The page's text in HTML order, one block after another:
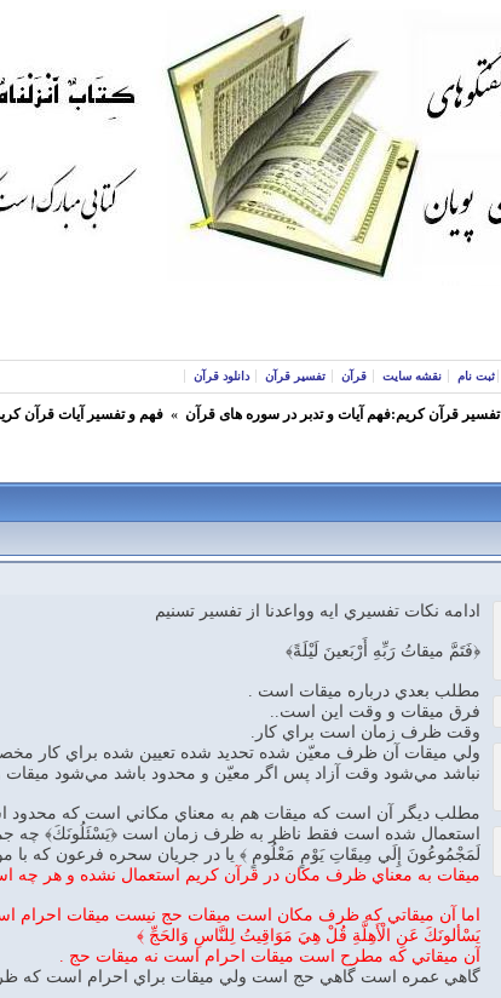
ثبت نام نقشه سایت قرآن تفسیر قرآن دانلود قرآن
تفسير قرآن كريم:فهم آيات و تدبر در سوره های قرآن » فهم و تفسير آيات قرآن
ادامه نكات تفسيري ايه وواعدنا از تفسير تسنيم
﴿فَتَمَّ ميقاتُ رَبِّهِ أَرْبَعينَ لَيْلَةً﴾
مطلب بعدي درباره ميقات است .
فرق ميقات و وقت اين است..
وقت ظرف زمان است براي كار.
ولي ميقات آن ظرف معيّن شده تحديد شده تعيين شده براي كار
نباشد مي‌شود وقت آزاد پس اگر معيّن و محدود باشد مي‌شود ميقات
مطلب ديگر آن است كه ميقات هم به معناي مكاني است كه محدود
استعمال شده است فقط ناظر به ظرف زمان است ﴿يَسْئَلُونَكَ﴾ چه
لَمَجْمُوعُونَ إِلَي مِيقَاتِ يَوْمٍ مَعْلُومٍ ﴾ يا در جريان سحره فرعون كه با
ميقات به معناي ظرف مكان در قرآن كريم استعمال نشده و هر
اما آن ميقاتي كه ظرف مكان است ميقات حج نيست ميقات احرام
يَسْألونَكَ عَنِ الْأَهِلَّةِ قُلْ هِيَ مَوَاقِيتُ لِلنَّاسِ وَالحَجِّ ﴾
آن ميقاتي كه مطرح است ميقات احرام است نه ميقات حج .
گاهي عمره است گاهي حج است ولي ميقات براي احرام است كه